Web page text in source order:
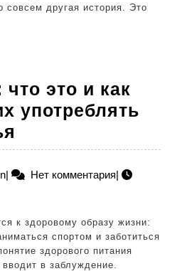
другая история. Это
это и как
употреблять
что
это
как
правильно
их
admin
| Нет комментария|
к здоровому образу жизни:
спортом и заботиться
здорового питания
в заблуждение.